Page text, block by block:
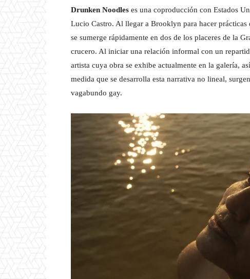
Drunken Noodles es una coproducción con Estados
Lucio Castro. Al llegar a Brooklyn para hacer
se sumerge rápidamente en dos de los placeres de la
crucero. Al iniciar una relación informal con un
artista cuya obra se exhibe actualmente en la galería,
medida que se desarrolla esta narrativa no lineal,
vagabundo gay.